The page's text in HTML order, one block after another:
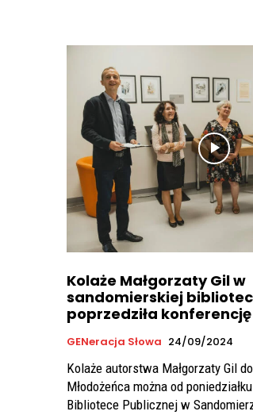
Kolaże Małgorzaty Gil w
sandomierskiej
poprzedziła konferencję
GENeracja Słowa 24/09/2024
Kolaże autorstwa Małgorzaty Gil
Młodożeńca można od
Bibliotece Publicznej w